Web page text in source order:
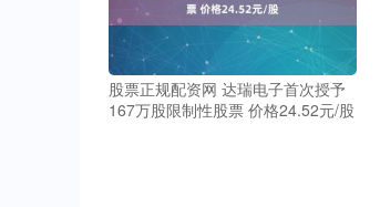
股票正规配资网 达瑞电子首次授予
167万股限制性股票 价格24.52元/股